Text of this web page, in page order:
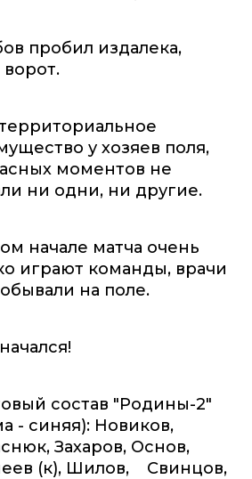
пробил издалека,
у хозяев поля,
моментов не
ни одни, ни другие.
начале матча очень
играют команды, врачи
на поле.
состав "Родины-2"
- синяя): Новиков,
Захаров, Основ,
(к), Шилов, Свинцов,